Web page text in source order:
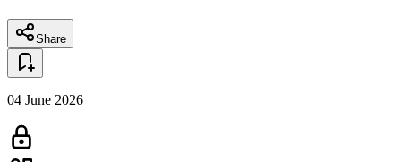
Share
04 June 2026